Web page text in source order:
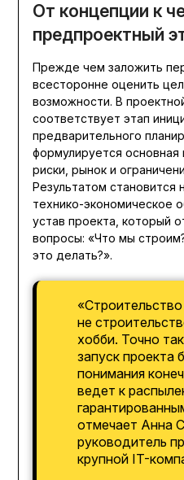
От концепции к
предпроектный
Прежде чем заложить
всесторонне оценить
возможности. В
соответствует этап
предварительного
формулируется основная
риски, рынок и
Результатом становится
технико-экономическое
устав проекта, который
вопросы: «Что мы
это делать?».
не
хобби. Точно
запуск проекта
понимания
ведет к
отмечает Анна
руководитель
крупной IT-